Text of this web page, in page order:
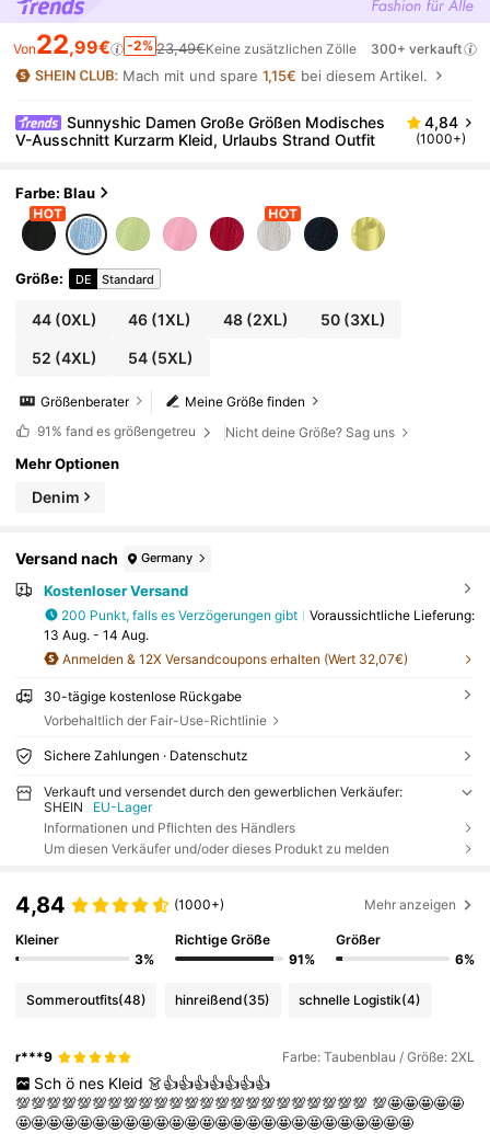
Von22,99€ -2% 23,49€Keine zusätzlichen Zölle 300+ verkauft
Mach mit und spare1,15€ bei diesem Artikel.
Sunnyshic Damen Große Größen Modisches
V-Ausschnitt Kurzarm Kleid, Urlaubs Strand Outfit
4,84
(1000+)
Farbe: Blau
Größe: DE Standard
44(0XL) 46 (1XL) 48(2XL) 50(3XL)
52 (4XL) 54 (5XL)
Meine Größe finden
Größenberater
91% fand es größengetreu Nicht deine Größe? Sag uns
Mehr Optionen
Denim
Versand nach Germany
Kostenloser Versand
200 Punkt, falls es Verzögerungen gibt
Voraussichtliche Lieferung:
13 Aug. - 14 Aug.
Anmelden & 12X Versandcoupons erhalten (Wert 32,07€)
30-tägige kostenlose Rückgabe
Vorbehaltlich der Fair-Use-Richtlinie
Sichere Zahlungen · Datenschutz
Verkauft und versendet durch den gewerblichen Verkäufer:
SHEIN
EU-Lager
Informationen und Pflichten des Händlers
Um diesen Verkäufer und/oder dieses Produkt zu melden
4,84 (1000+) Mehr anzeigen
Kleiner
3%
Richtige Größe
91%
Größer
6%
Sommeroutfits(48) hinreißend(35) schnelle Logistik(4)
r***9 Farbe: Taubenblau / Größe: 2XL
Sch ö nes Kleid 👗👍👍👍👍👍👍👍
💯💯💯💯💯💯💯💯💯💯💯💯💯💯💯💯💯💯💯💯💯💯💯💯🤩🤩🤩🤩🤩
🤩🤩🤩🤩🤩🤩🤩🤩🤩🤩🤩🤩🤩🤩🤩🤩🤩🤩🤩🤩🤩🤩🤩🤩🤩🤩